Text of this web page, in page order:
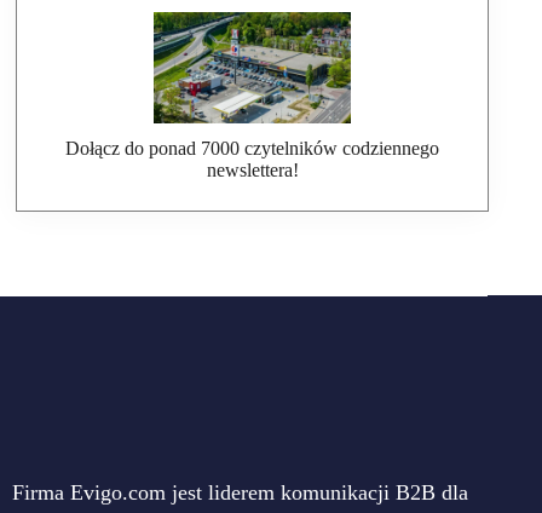
Dołącz do ponad 7000 czytelników codziennego
newslettera!
Firma Evigo.com jest liderem komunikacji B2B dla